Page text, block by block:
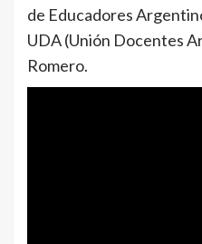
de Educadores
UDA (Unión Docentes
Romero.